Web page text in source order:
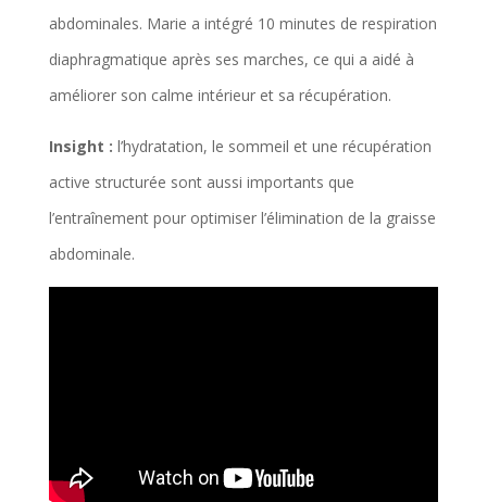
abdominales. Marie a intégré 10 minutes de respiration
diaphragmatique après ses marches, ce qui a aidé à
améliorer son calme intérieur et sa récupération.
Insight : l’hydratation, le sommeil et une récupération
active structurée sont aussi importants que
l’entraînement pour optimiser l’élimination de la graisse
abdominale.